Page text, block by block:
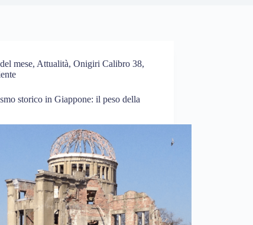
mese, Attualità,Onigiri Calibro 38,
storico in Giappone: il peso della